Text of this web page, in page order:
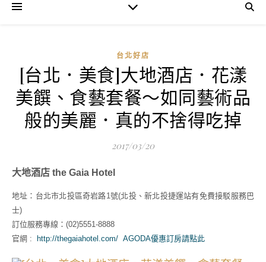
台北好店
[台北．美食]大地酒店．花漾
美饌、食藝套餐～如同藝術品
般的美麗．真的不捨得吃掉
2017/03/20
大地酒店 the Gaia Hotel
地址：台北市北投區奇岩路1號(北投、新北投捷運站有免費接駁服務巴
士)
訂位服務專線 ：(02)5551-8888
官網 :
http://thegaiahotel.com/ AGODA優惠訂房請點此